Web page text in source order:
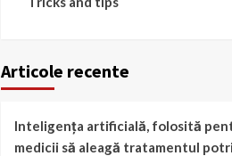
Articole recente
Inteligența artificială, folosită
medicii să aleagă tratamentul